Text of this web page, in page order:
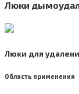
Люки
Люки для
Область применения